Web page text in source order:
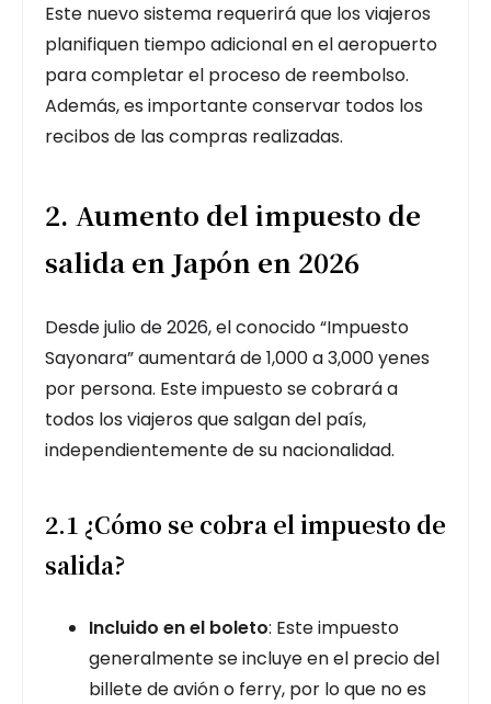
Este nuevo sistema requerirá que los viajeros
planifiquen tiempo adicional en el aeropuerto
para completar el proceso de reembolso.
Además, es importante conservar todos los
recibos de las compras realizadas.
2. Aumento del impuesto de
salida en Japón en 2026
Desde julio de 2026, el conocido “Impuesto
Sayonara” aumentará de 1,000 a 3,000 yenes
por persona. Este impuesto se cobrará a
todos los viajeros que salgan del país,
independientemente de su nacionalidad.
2.1 ¿Cómo se cobra el impuesto de
salida?
Incluido en el boleto: Este impuesto
generalmente se incluye en el precio del
billete de avión o ferry, por lo que no es